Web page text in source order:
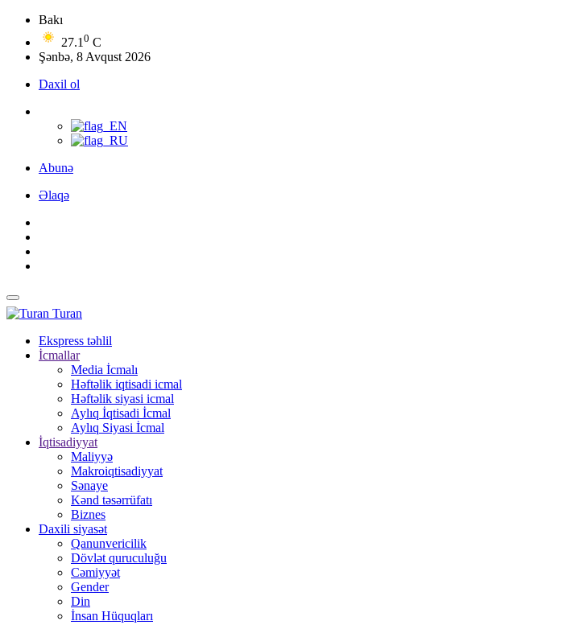
Bakı
27.1 0 C
Şənbə, 8 Avqust 2026
Daxil ol
Abunə
Əlaqə
Turan
Ekspress təhlil
İcmallar
Media İcmalı
Həftəlik iqtisadi icmal
Həftəlik siyasi icmal
Aylıq İqtisadi İcmal
Aylıq Siyasi İcmal
İqtisadiyyat
Maliyyə
Makroiqtisadiyyat
Sənaye
Kənd təsərrüfatı
Biznes
Daxili siyasət
Qanunvericilik
Dövlət quruculuğu
Cəmiyyət
Gender
Din
İnsan Hüquqları